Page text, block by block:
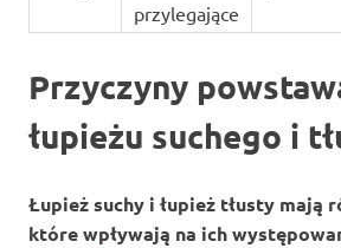
przylegające
Przyczyny
łupieżu suchego i
Łupież suchy i łupież tłusty mają
które wpływają na ich